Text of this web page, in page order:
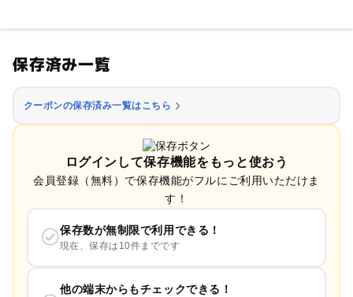
保存済み一覧
クーポンの保存済み一覧はこちら
ログインして保存機能をもっと使おう
会員登録（無料）で保存機能がフルにご利用いただけま
す！
保存数が無制限で利用できる！
現在、保存は10件までです
他の端末からもチェックできる！